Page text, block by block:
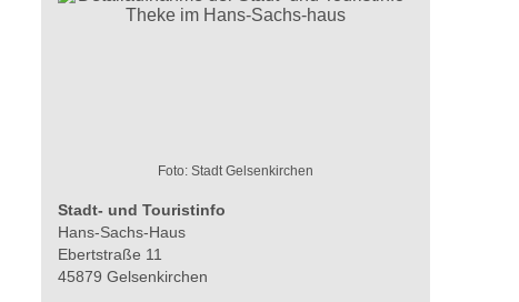
Foto: Stadt Gelsenkirchen
Stadt- und Touristinfo
Hans-Sachs-Haus
Ebertstraße 11
45879 Gelsenkirchen